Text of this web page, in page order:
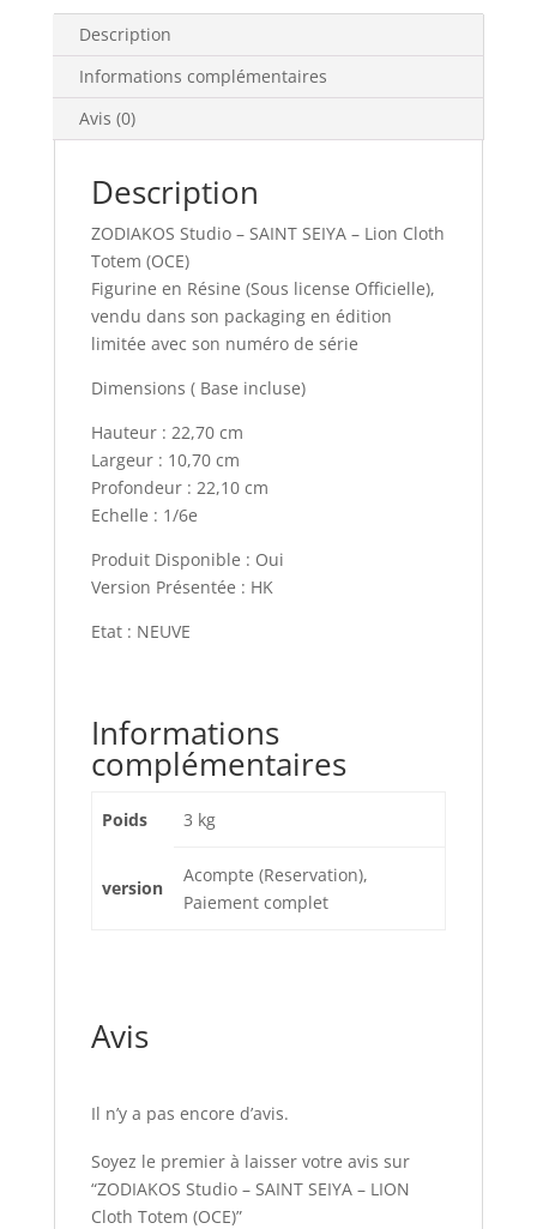
LION
Cloth
Totem
(OCE)
Description
Informations complémentaires
Avis (0)
Description
ZODIAKOS Studio – SAINT SEIYA – Lion Cloth
Totem (OCE)
Figurine en Résine (Sous license Officielle),
vendu dans son packaging en édition
limitée avec son numéro de série
Dimensions ( Base incluse)
Hauteur : 22,70 cm
Largeur : 10,70 cm
Profondeur : 22,10 cm
Echelle : 1/6e
Produit Disponible : Oui
Version Présentée : HK
Etat : NEUVE
Informations
complémentaires
Poids 3 kg
version
Acompte (Reservation),
Paiement complet
Avis
Il n’y a pas encore d’avis.
Soyez le premier à laisser votre avis sur
“ZODIAKOS Studio – SAINT SEIYA – LION
Cloth Totem (OCE)”